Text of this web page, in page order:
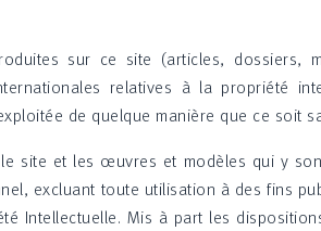
sur ce site (articles,
relatives à la propriété
de quelque manière que ce soit
site et les œuvres et modèles qui y
excluant toute utilisation à des fins
Intellectuelle. Mis à part les